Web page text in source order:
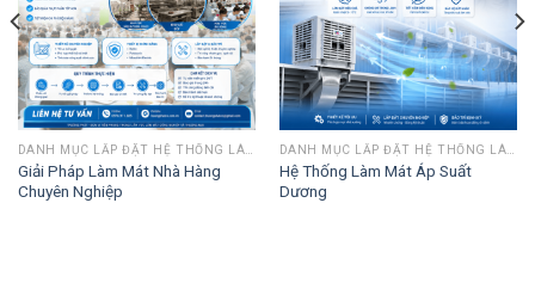
Giải Pháp Làm Mát Nhà Hàng
Chuyên Nghiệp
Hệ Thống Làm Mát Áp Suất
Dương